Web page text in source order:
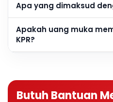
Apa yang dimaksud
Apakah uang muka
KPR?
Apakah semakin besar
Butuh Bantuan